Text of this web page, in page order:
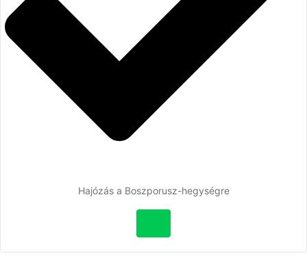
Hajózás a Boszporusz-hegységre